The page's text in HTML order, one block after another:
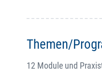
Themen/
12 Module und